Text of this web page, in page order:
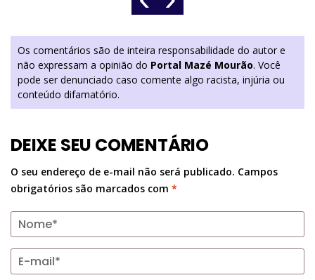
Os comentários são de inteira responsabilidade do autor e
não expressam a opinião do Portal Mazé Mourão. Você
pode ser denunciado caso comente algo racista, injúria ou
conteúdo difamatório.
DEIXE SEU COMENTÁRIO
O seu endereço de e-mail não será publicado. Campos
obrigatórios são marcados com *